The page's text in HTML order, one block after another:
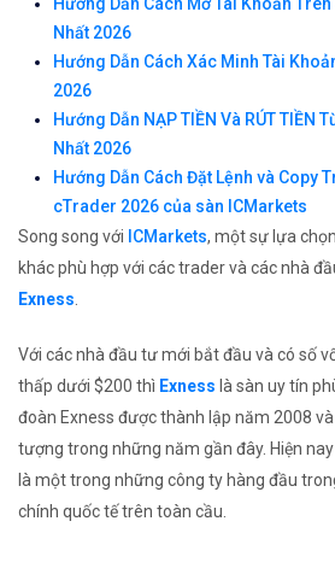
Nhất 2026
Hướng Dẫn Cách Xác Minh Tài
2026
Hướng Dẫn NẠP TIỀN Và RÚT TIỀN
Nhất 2026
Hướng Dẫn Cách Đặt Lệnh và Copy
cTrader 2026 của sàn ICMarkets
Song song với ICMarkets, một sự lựa
khác phù hợp với các trader và các nhà
Exness
Với các nhà đầu tư mới bắt đầu và có số
thấp dưới $200 thì Exness là sàn uy tín
đoàn Exness được thành lập năm 2008
tượng trong những năm gần đây. Hiện
là một trong những công ty hàng đầu
chính quốc tế trên toàn cầu.